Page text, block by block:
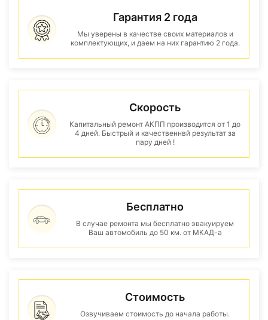
Гарантия 2 года
Мы уверены в качестве своих материалов и
комплектующих, и даем на них гарантию 2 года.
Скорость
Капитальный ремонт АКПП производится от 1 до
4 дней. Быстрый и качественнвй результат за
пару дней !
Бесплатно
В случае ремонта мы бесплатно эвакуируем
Ваш автомобиль до 50 км. от МКАД-а
Стоимость
Озвучиваем стоимость до начала работы.